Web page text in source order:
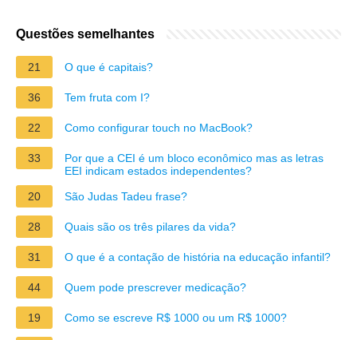
Questões semelhantes
21 O que é capitais?
36 Tem fruta com I?
22 Como configurar touch no MacBook?
33
Por que a CEI é um bloco econômico mas as letras
EEI indicam estados independentes?
20
São Judas Tadeu frase?
28 Quais são os três pilares da vida?
31 O que é a contação de história na educação infantil?
44 Quem pode prescrever medicação?
19 Como se escreve R$ 1000 ou um R$ 1000?